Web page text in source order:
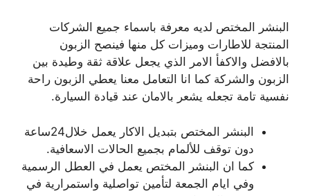
البنشر المختص لديه معرفة باسماء جميع الشركات
المنتجة للاطارات وميزات كل منها فينصح الزبون
بالافضل والاكفأ الامر الذي يجعل علاقة ثقة وطيدة بين
الزبون والشركة كما انا التعامل معنا يعطي الزبون راحة
نفسية تامة تجعله يشعر بالامان عند قيادة السيارة.
البنشر المختص بتبديل الاكار يعمل خلال24ساعة
دون توقف للألمام بجميع الحالات الاسعافية.
كما ان البنشر المختص يعمل في العطل الرسمية
وفي ايام الجمعة لتأمين تواصلية واستمرارية في